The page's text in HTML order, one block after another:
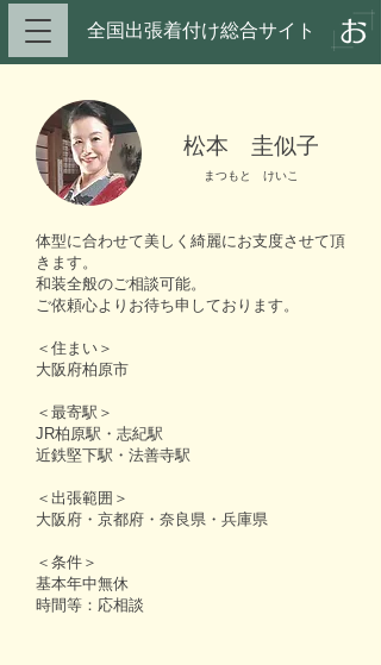
全国出張着付け総合サイト​
松本 圭似子
まつもと けいこ
体型に合わせて美しく綺麗にお支度させて頂
きます。
和装全般のご相談可能。
ご依頼心よりお待ち申しております。
＜住まい＞
大阪府柏原市
＜最寄駅＞
JR柏原駅・志紀駅
近鉄堅下駅・法善寺駅
＜出張範囲＞
大阪府・京都府・奈良県・兵庫県
＜条件＞
基本年中無休
時間等：応相談